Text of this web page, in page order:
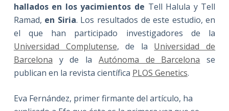
hallados en los yacimientos de Tell Halula y Tell
Ramad, en Siria. Los resultados de este estudio, en
el que han participado investigadores de la
Universidad Complutense, de la Universidad de
Barcelona y de la Autónoma de Barcelona se
publican en la revista científica PLOS Genetics.
Eva Fernández, primer firmante del artículo, ha